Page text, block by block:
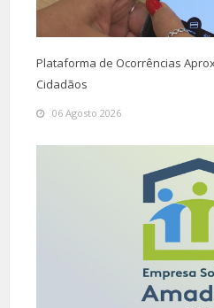
Plataforma de Ocorrências
Cidadãos
06 Agosto 2026